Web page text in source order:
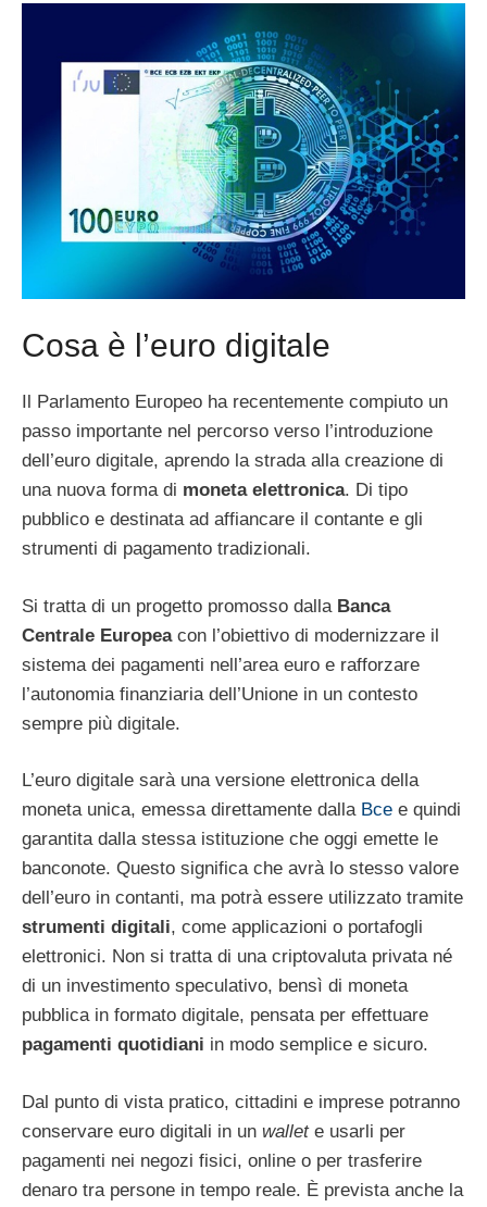
Cosa è l’euro digitale
Il Parlamento Europeo ha recentemente compiuto un
passo importante nel percorso verso l’introduzione
dell’euro digitale, aprendo la strada alla creazione di
una nuova forma di moneta elettronica. Di tipo
pubblico e destinata ad affiancare il contante e gli
strumenti di pagamento tradizionali.
Si tratta di un progetto promosso dalla Banca
Centrale Europeacon l’obiettivo di modernizzare il
sistema dei pagamenti nell’area euro e rafforzare
l’autonomia finanziaria dell’Unione in un contesto
sempre più digitale.
L’euro digitale sarà una versione elettronica della
moneta unica, emessa direttamente dalla Bce e quindi
garantita dalla stessa istituzione che oggi emette le
banconote. Questo significa che avrà lo stesso valore
dell’euro in contanti, ma potrà essere utilizzato tramite
strumenti digitali, come applicazioni o portafogli
elettronici. Non si tratta di una criptovaluta privata né
di un investimento speculativo, bensì di moneta
pubblica in formato digitale, pensata per effettuare
pagamenti quotidiani in modo semplice e sicuro.
Dal punto di vista pratico, cittadini e imprese potranno
conservare euro digitali in un wallete usarli per
pagamenti nei negozi fisici, online o per trasferire
denaro tra persone in tempo reale. È prevista anche la